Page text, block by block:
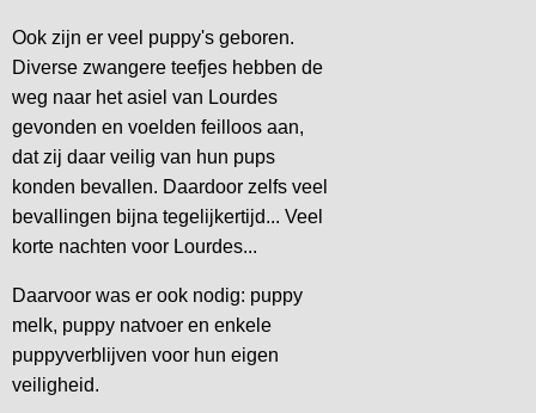
Ook zijn er veel puppy's geboren.
Diverse zwangere teefjes hebben de
weg naar het asiel van Lourdes
gevonden en voelden feilloos aan,
dat zij daar veilig van hun pups
konden bevallen. Daardoor zelfs veel
bevallingen bijna tegelijkertijd... Veel
korte nachten voor Lourdes...
Daarvoor was er ook nodig: puppy
melk, puppy natvoer en enkele
puppyverblijven voor hun eigen
veiligheid.